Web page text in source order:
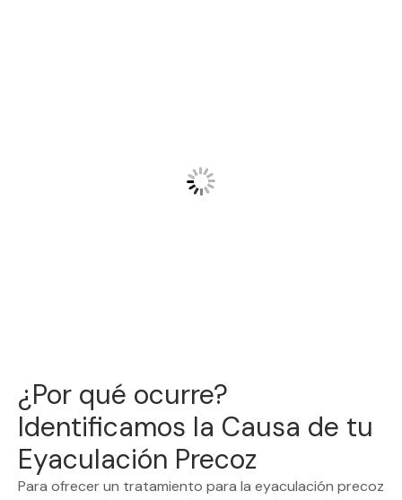
¿Por qué ocurre?
Identificamos la Causa de tu
Eyaculación Precoz
Para ofrecer un tratamiento para la eyaculación precoz